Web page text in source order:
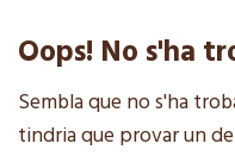
Oops! No s'ha
Sembla que no s'ha
tindria que provar un